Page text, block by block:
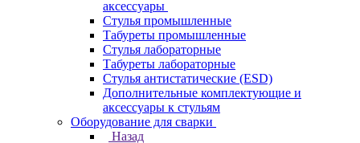
аксессуары
Стулья промышленные
Табуреты промышленные
Стулья лабораторные
Табуреты лабораторные
Стулья антистатические (ESD)
Дополнительные комплектующие и
аксессуары к стульям
Оборудование для сварки
Назад